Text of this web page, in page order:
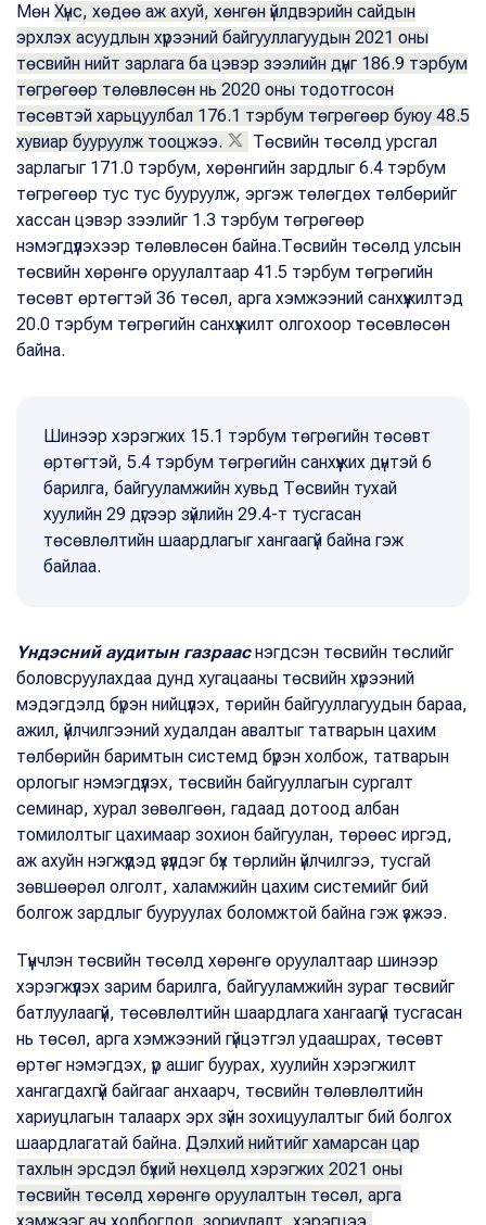
Мөн Хүнс, хөдөө аж ахуй, хөнгөн үйлдвэрийн сайдын
эрхлэх асуудлын хүрээний байгууллагуудын 2021 оны
төсвийн нийт зарлага ба цэвэр зээлийн дүнг 186.9 тэрбум
төгрөгөөр төлөвлөсөн нь 2020 оны тодотгосон
төсөвтэй харьцуулбал 176.1 тэрбум төгрөгөөр буюу 48.5
хувиар бууруулж тооцжээ.
Төсвийн төсөлд урсгал
зарлагыг 171.0 тэрбум, хөрөнгийн зардлыг 6.4 тэрбум
төгрөгөөр тус тус бууруулж, эргэж төлөгдөх төлбөрийг
хассан цэвэр зээлийг 1.3 тэрбум төгрөгөөр
нэмэгдүүлэхээр төлөвлөсөн байна.Төсвийн төсөлд улсын
төсвийн хөрөнгө оруулалтаар 41.5 тэрбум төгрөгийн
төсөвт өртөгтэй 36 төсөл, арга хэмжээний санхүүжилтэд
20.0 тэрбум төгрөгийн санхүүжилт олгохоор төсөвлөсөн
байна.
Шинээр хэрэгжих 15.1 тэрбум төгрөгийн төсөвт
өртөгтэй, 5.4 тэрбум төгрөгийн санхүүжих дүнтэй 6
барилга, байгууламжийн хувьд Төсвийн тухай
хуулийн 29 дүгээр зүйлийн 29.4-т тусгасан
төсөвлөлтийн шаардлагыг хангаагүй байна гэж
байлаа.
Үндэсний аудитын газрааснэгдсэн төсвийн төслийг
боловсруулахдаа дунд хугацааны төсвийн хүрээний
мэдэгдэлд бүрэн нийцүүлэх, төрийн байгууллагуудын бараа,
ажил, үйлчилгээний худалдан авалтыг татварын цахим
төлбөрийн баримтын системд бүрэн холбож, татварын
орлогыг нэмэгдүүлэх, төсвийн байгууллагын сургалт
семинар, хурал зөвөлгөөн, гадаад дотоод албан
томилолтыг цахимаар зохион байгуулан, төрөөс иргэд,
аж ахуйн нэгжүүдэд үзүүлдэг бүх төрлийн үйлчилгээ, тусгай
зөвшөөрөл олголт, халамжийн цахим системийг бий
болгож зардлыг бууруулах боломжтой байна гэж үзжээ.
Түүнчлэн төсвийн төсөлд хөрөнгө оруулалтаар шинээр
хэрэгжүүлэх зарим барилга, байгууламжийн зураг төсвийг
батлуулаагүй, төсөвлөлтийн шаардлага хангаагүй тусгасан
нь төсөл, арга хэмжээний гүйцэтгэл удаашрах, төсөвт
өртөг нэмэгдэх, үр ашиг буурах, хуулийн хэрэгжилт
хангагдахгүй байгааг анхаарч, төсвийн төлөвлөлтийн
хариуцлагын талаарх эрх зүйн зохицуулалтыг бий болгох
шаардлагатай байна. Дэлхий нийтийг хамарсан цар
тахлын эрсдэл бүхий нөхцөлд хэрэгжих 2021 оны
төсвийн төсөлд хөрөнгө оруулалтын төсөл, арга